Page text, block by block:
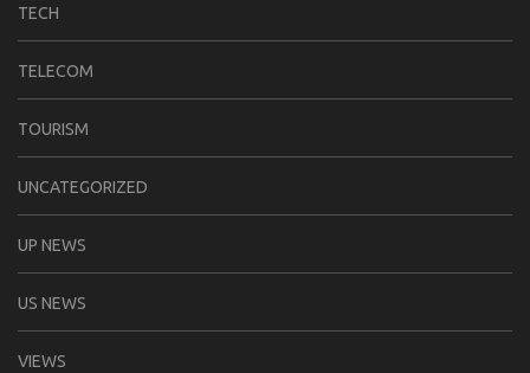
TECH
TELECOM
TOURISM
UNCATEGORIZED
UP NEWS
US NEWS
VIEWS